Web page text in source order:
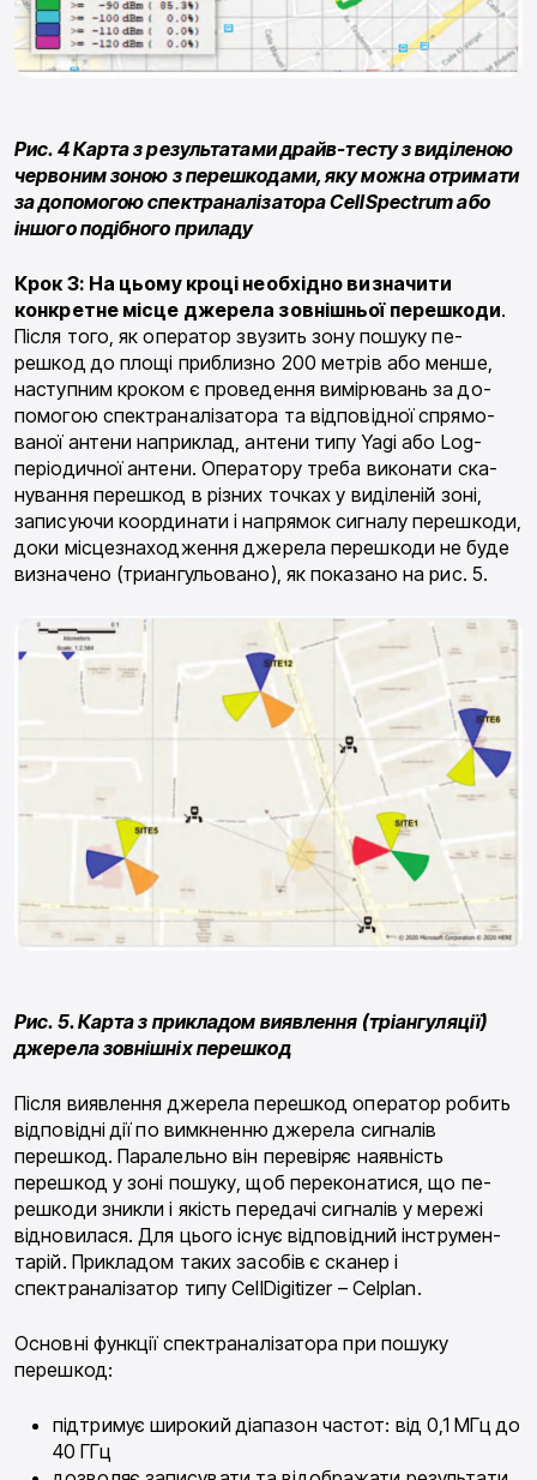
Рис. 4 Карта з результатами драйв-тесту з виділеною
червоним зоною з перешкодами, яку можна отримати
за допомогою спектраналізатора CellSpectrum або
іншого подібного приладу
Крок3: На цьому кроці необхідно визначити
конкретне місце джерела зовнішньої перешко­ди.
Після того, як оператор звузить зону пошуку пе­
решкод до площі приблизно 200 метрів або менше,
наступним кроком є проведення вимірювань за до­
помогою спектраналізатора та відповідної спрямо­
ваної антени наприклад, антени типу Yagi або Log-
періодичної антени. Оператору треба виконати ска­
нування перешкод в різних точках у виділеній зоні,
записуючи координати і напрямок сигналу перешко­ди,
доки місцезнаходження джерела перешкоди не буде
визначено (триангульовано), як показано на рис. 5.
Рис. 5. Карта з прикладом виявлення (тріангуляції)
джерела зовнішніх перешкод
Після виявлення джерела перешкод оператор робить
відповідні дії по вимкненню джерела сигна­лів
перешкод. Паралельно він перевіряє наявність
перешкод у зоні пошуку, щоб переконатися, що пе­
решкоди зникли і якість передачі сигналів у мережі
відновилася. Для цього існує відповідний інструмен­
тарій. Прикладом таких засобів є сканер і
спектраналізатор типу CellDigitizer – Celplan.
Основні функції спектраналізатора при пошуку
перешкод:
підтримує широкий діапазон частот: від 0,1 МГц до
40 ГГц